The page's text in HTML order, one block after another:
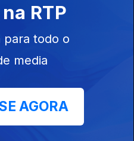
RTP
para todo o
media
AGORA